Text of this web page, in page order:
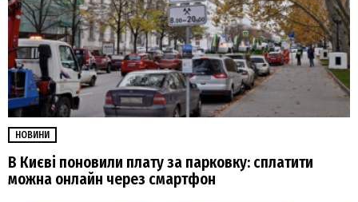
НОВИНИ
В Києві поновили плату за парковку: сплатити
можна онлайн через смартфон